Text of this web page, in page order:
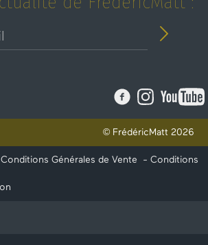
© FrédéricMatt 2026
Conditions Générales de Vente - Conditions